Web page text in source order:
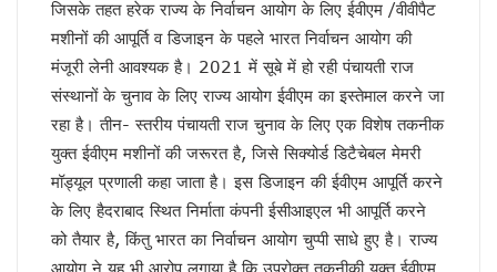
चर्चा में ही रहेंगे तेजप्रताप या…
धन्यवाद पर निष्कासन!
सुलझ नहीँ रही गवर्नर और सीएम की गुत्थी !
अंगड़ाई ही खड़ा करेगा ‘रंगमहल’ ..
बैकफुट पर होंगे ट्रम्प !
सुलह के रास्ते पर टीएमसी और कांग्रेस!
रविकिशन ने दिखाया मोदी को आईना !
SPG के हवाले हुआ यूपी !
ये रिश्ता भी कोई रिश्ता है
योगी शरणम गच्छामि !
जिसके तहत हरेक राज्य के निर्वाचन आयोग के लिए ईवीएम /वीवीपैट
मशीनों की आपूर्ति व डिजाइन के पहले भारत निर्वाचन आयोग की
मंजूरी लेनी आवश्यक है। 2021 में सूबे में हो रही पंचायती राज
संस्थानों के चुनाव के लिए राज्य आयोग ईवीएम का इस्तेमाल करने जा
रहा है। तीन- स्तरीय पंचायती राज चुनाव के लिए एक विशेष तकनीक
युक्त ईवीएम मशीनों की जरूरत है, जिसे सिक्योर्ड डिटैचेबल मेमरी
मॉड्यूल प्रणाली कहा जाता है। इस डिजाइन की ईवीएम आपूर्ति करने
के लिए हैदराबाद स्थित निर्माता कंपनी ईसीआइएल भी आपूर्ति करने
को तैयार है, किंतु भारत का निर्वाचन आयोग चुप्पी साधे हुए है। राज्य
आयोग ने यह भी आरोप लगाया है कि उपरोक्त तकनीकी युक्त ईवीएम